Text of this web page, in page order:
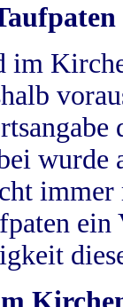
im
wurde